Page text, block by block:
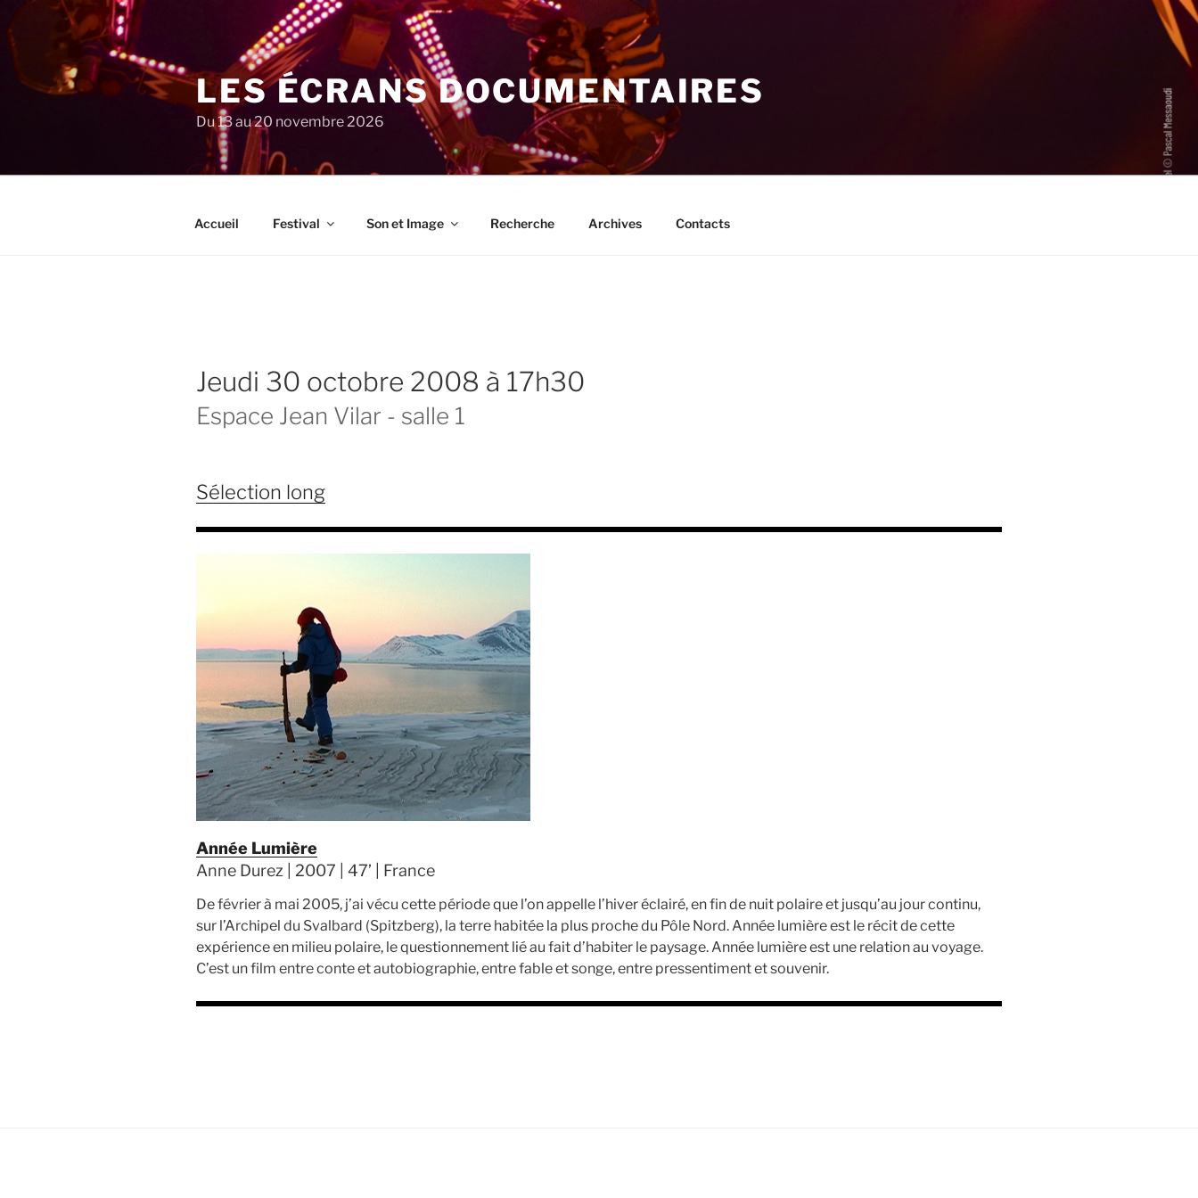
au
contenu
principal
LES ÉCRANS DOCUMENTAIRES
Du 13 au 20 novembre 2026
Accueil Festival Son et Image Recherche Archives Contacts
jeudi 30 octobre 2008 à 17h30
Espace Jean Vilar - salle 1
Sélection long
Année Lumière
Anne Durez | 2007 | 47’ | France
De février à mai 2005, j’ai vécu cette période que l’on appelle l’hiver éclairé, en fin de nuit polaire et jusqu’au jour continu,
sur l’Archipel du Svalbard (Spitzberg), la terre habitée la plus proche du Pôle Nord. Année lumière est le récit de cette
expérience en milieu polaire, le questionnement lié au fait d’habiter le paysage. Année lumière est une relation au voyage.
C’est un film entre conte et autobiographie, entre fable et songe, entre pressentiment et souvenir.